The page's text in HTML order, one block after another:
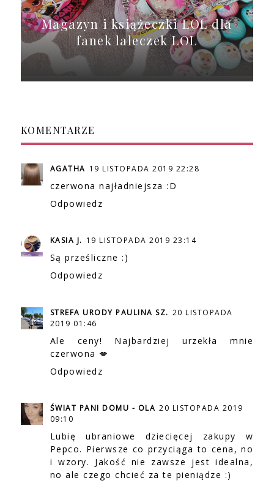
Magazyn i książeczki LOL dla
fanek laleczek LOL
KOMENTARZE
AGATHA 19 LISTOPADA 2019 22:28
czerwona najładniejsza :D
Odpowiedz
KASIA J. 19 LISTOPADA 2019 23:14
Są prześliczne :)
Odpowiedz
STREFA URODY PAULINA SZ. 20 LISTOPADA
2019 01:46
Ale ceny! Najbardziej urzekła mnie
czerwona 💋
Odpowiedz
ŚWIAT PANI DOMU - OLA 20 LISTOPADA 2019
09:10
Lubię ubraniowe dziecięcej zakupy w
Pepco. Pierwsze co przyciąga to cena, no
i wzory. Jakość nie zawsze jest idealna,
no ale czego chcieć za te pieniądze :)